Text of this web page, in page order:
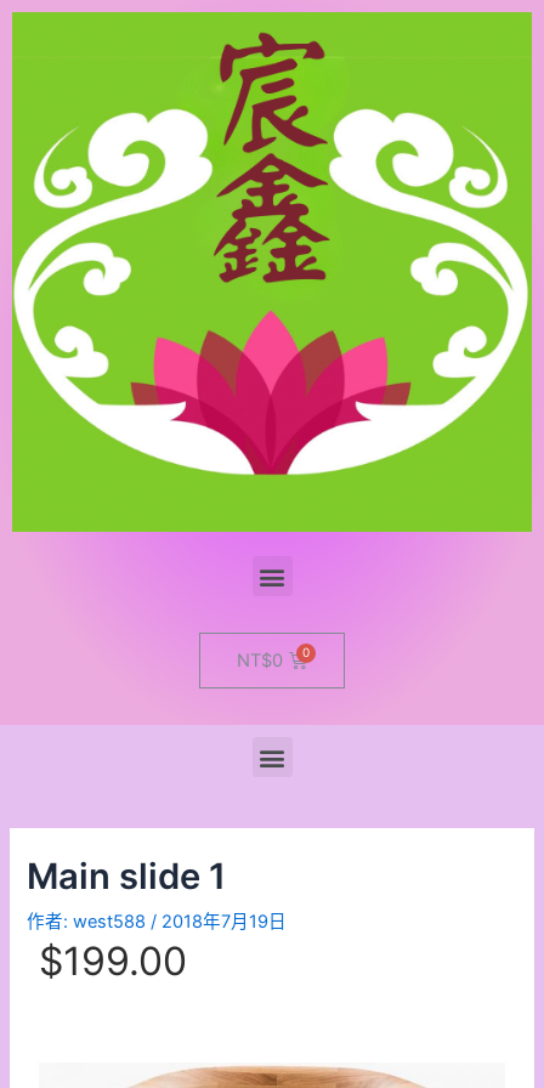
跳
Menu
NT$0 Cart
Menu
Main slide 1
作者:west588/ 2018年7月19日
$199.00